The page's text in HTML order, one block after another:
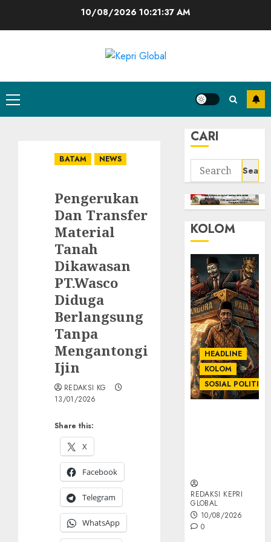
10/08/2026 10:21:38 AM
Primary
Menu
BATAM NEWS
Pengerukan
Dan Transfer
Material
Tanah
Dikawasan
PT.Wasco
Diduga
Berlangsung
Tanpa
Mengantongi
Ijin ‎
Share this:
X
Facebook
Telegram
WhatsApp
REDAKSI KG
13/01/2026
CARI
Search
for:
KOLOM
HEADLINE
KOLOM
SOSIAL POLITIK
REDAKSI KEPRI
GLOBAL
10/08/2026
0